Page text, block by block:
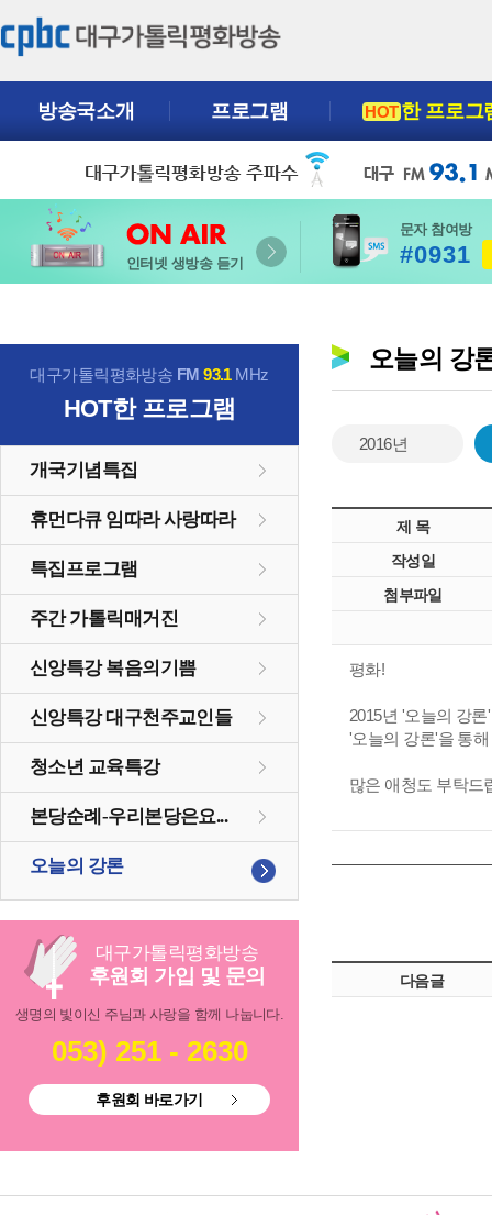
방송국소개 프로그램 HOT한 프로그
인터넷 생방송 듣기
문자 참여방
#0931
대구가톨릭평화방송 FM93.1MHz
HOT한 프로그램
개국기념특집
휴먼다큐 임따라 사랑따라
특집프로그램
주간 가톨릭매거진
신앙특강 복음의기쁨
신앙특강 대구천주교인들
청소년 교육특강
본당순례-우리본당은요...
오늘의 강론
대구가톨릭평화방송
후원회 가입 및 문의
생명의 빛이신 주님과 사랑을 함께 나눕니다.
053) 251 - 2630
후원회 바로가기
오늘의 강
2016년
제 목
작성일
첨부파일
평화!
2015년 '오늘의 강
'오늘의 강론'을 통
많은 애청도 부탁드
다음글